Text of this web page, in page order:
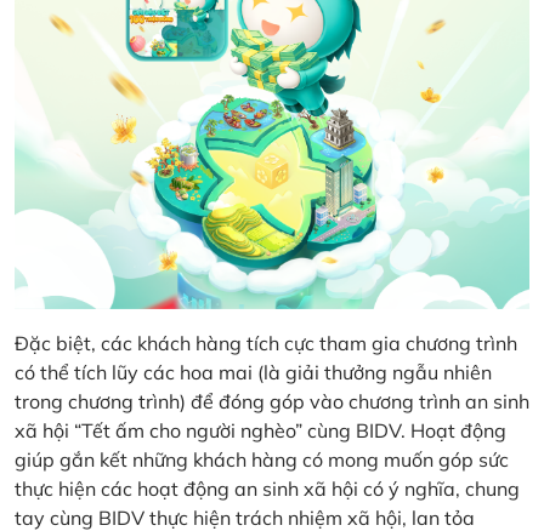
Đặc biệt, các khách hàng tích cực tham gia chương trình
có thể tích lũy các hoa mai (là giải thưởng ngẫu nhiên
trong chương trình) để đóng góp vào chương trình an sinh
xã hội “Tết ấm cho người nghèo” cùng BIDV. Hoạt động
giúp gắn kết những khách hàng có mong muốn góp sức
thực hiện các hoạt động an sinh xã hội có ý nghĩa, chung
tay cùng BIDV thực hiện trách nhiệm xã hội, lan tỏa